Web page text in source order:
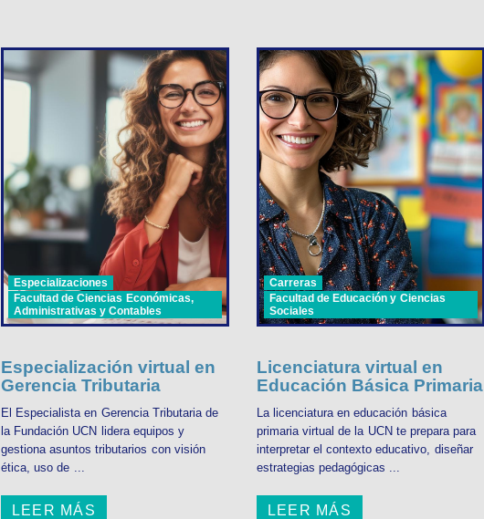
Especializaciones
Facultad de Ciencias Económicas,
Administrativas y Contables
Especialización virtual en
Gerencia Tributaria
El Especialista en Gerencia Tributaria de
la Fundación UCN lidera equipos y
gestiona asuntos tributarios con visión
ética, uso de ...
LEER MÁS
Carreras
Facultad de Educación y Ciencias
Sociales
Licenciatura virtual en
Educación Básica Primaria
La licenciatura en educación básica
primaria virtual de la UCN te prepara para
interpretar el contexto educativo, diseñar
estrategias pedagógicas ...
LEER MÁS